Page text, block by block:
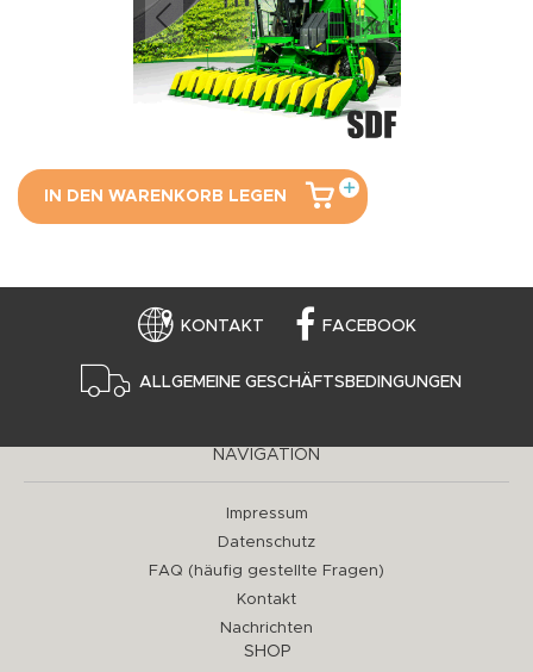
IN DEN WARENKORB LEGEN
KONTAKT FACEBOOK
ALLGEMEINE GESCHÄFTSBEDINGUNGEN
NAVIGATION
Impressum
Datenschutz
FAQ (häufig gestellte Fragen)
Kontakt
Nachrichten
SHOP